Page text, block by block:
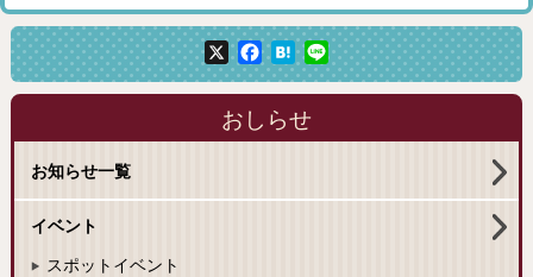
X Facebook
Hatena
Line
おしらせ
お知らせ一覧
イベント
スポットイベント